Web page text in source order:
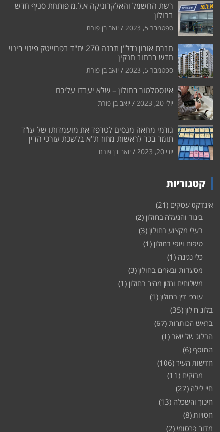
רשת החשמל והאלקרוניקה א.ל.מ פותחת סניף חדש
בחולון
ספטמבר 5, 2023 יואב בן פורת
חברת אורון נדל"ן תבנה 270 יח"ד בפרוייטק פינוי בינוי
חדש ברחוב חנקין
ספטמבר 5, 2023 יואב בן פורת
אינסטלטור בחולון – שלא יעבדו עליכם
יולי 20, 2023 יואב בן פורת
גורמי מחאה מנסים לטרפד את מועמדותו של עו"ד
תומר בכר לראשות מחוז ת"א בלשכת עורכי הדין
יוני 20, 2023 יואב בן פורת
קטגוריות
אינדקס עסקים (21)
ביגוד והנעלה בחולון (2)
בעלי מקצוע בחולון (3)
טיפוח ויופי בחולון (1)
כלי נגינה (1)
מסעדות ובארים בחולון (3)
משלוחים ומזון מהיר בחולון (1)
עורכי דין בחולון (1)
בלוג חולון (35)
בראש הכותרות (67)
הבלוג של יואב (1)
המוסף (6)
חדשות העיר (106)
מבזקים (11)
חיי לילה (27)
חינוך והשכלה (13)
חסויות (8)
מדור פרסומי (2)